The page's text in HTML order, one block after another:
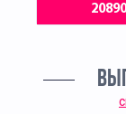
20890